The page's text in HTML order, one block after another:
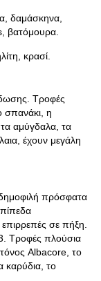
δαμάσκηνα,
βατόμουρα.
κρασί.
Τροφές
σπανάκι, η
τα αμύγδαλα, τα
έχουν μεγάλη
δημοφιλή πρόσφατα
σε πήξη.
Τροφές πλούσια
Albacore, το
καρύδια, το